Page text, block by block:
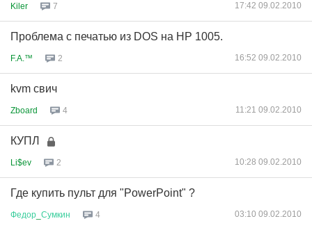
Kiler 7 17:42 09.02.2010
Проблема с печатью из DOS на HP 1005.
F.A.™ 2 16:52 09.02.2010
kvm свич
Zboard 4 11:21 09.02.2010
КУПЛ
Li$ev 2 10:28 09.02.2010
Где купить пульт для "PowerPoint" ?
Федор Сумкин 4 03:10 09.02.2010